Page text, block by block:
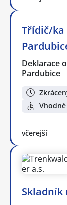
Třídič/ka
Deklarace
Pardubice
včerejší
Skladník